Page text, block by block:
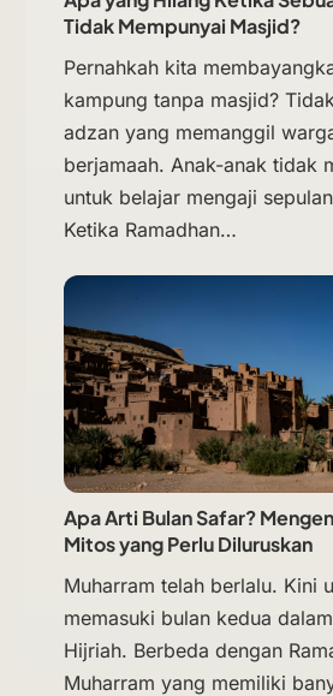
Tidak Mempunyai Masjid?
Pernahkah kita
kampung tanpa masjid?
adzan yang memanggil
berjamaah. Anak-anak tidak
untuk belajar mengaji
Ketika Ramadhan…
Apa Arti Bulan Safar?
Mitos yang Perlu Diluruskan
Muharram telah berlalu. Kini
memasuki bulan kedua
Hijriah. Berbeda dengan
Muharram yang memiliki